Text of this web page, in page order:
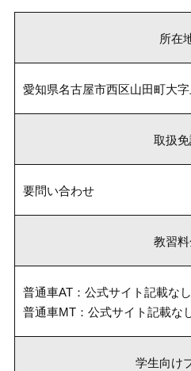
所在
愛知県名古屋市西区山田町大
取扱
要問い合わせ
教習
普通車AT：公式サイト記載なし
普通車MT：公式サイト記載な
学生向け